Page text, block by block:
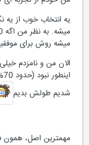
یه انتخاب خوب از یه
میشه روش برای
الان من و نامزدم خیلی
شدیم طولش بدیم
مهمترین اصل، همون